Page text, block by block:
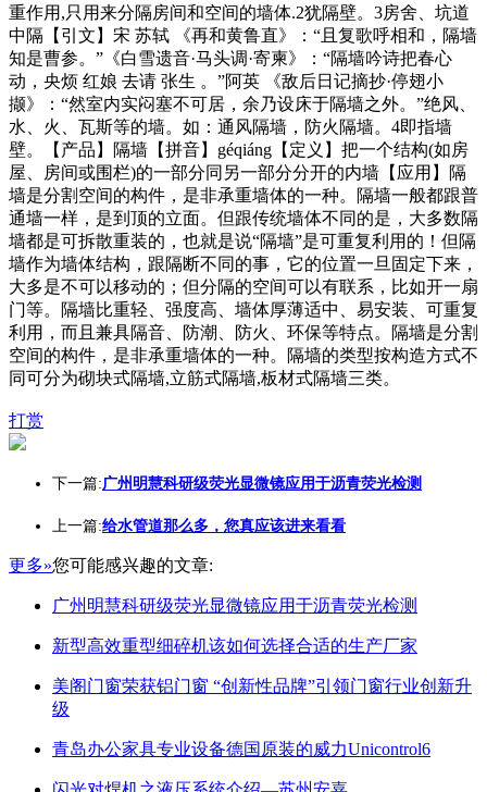
重作用,只用来分隔房间和空间的墙体.2犹隔壁。3房舍、坑道
中隔【引文】宋 苏轼 《再和黄鲁直》：“且复歌呼相和，隔墙
知是曹参。”《白雪遗音·马头调·寄柬》：“隔墙吟诗把春心
动，央烦 红娘 去请 张生 。”阿英 《敌后日记摘抄·停翅小
撷》：“然室内实闷塞不可居，余乃设床于隔墙之外。”绝风、
水、火、瓦斯等的墙。如：通风隔墙，防火隔墙。4即指墙
壁。【产品】隔墙【拼音】géqiáng【定义】把一个结构(如房
屋、房间或围栏)的一部分同另一部分分开的内墙【应用】隔
墙是分割空间的构件，是非承重墙体的一种。隔墙一般都跟普
通墙一样，是到顶的立面。但跟传统墙体不同的是，大多数隔
墙都是可拆散重装的，也就是说“隔墙”是可重复利用的！但隔
墙作为墙体结构，跟隔断不同的事，它的位置一旦固定下来，
大多是不可以移动的；但分隔的空间可以有联系，比如开一扇
门等。隔墙比重轻、强度高、墙体厚薄适中、易安装、可重复
利用，而且兼具隔音、防潮、防火、环保等特点。隔墙是分割
空间的构件，是非承重墙体的一种。隔墙的类型按构造方式不
同可分为砌块式隔墙,立筋式隔墙,板材式隔墙三类。
打赏
下一篇:广州明慧科研级荧光显微镜应用于沥青荧光检测
上一篇:给水管道那么多，您真应该进来看看
更多»您可能感兴趣的文章:
广州明慧科研级荧光显微镜应用于沥青荧光检测
新型高效重型细碎机该如何选择合适的生产厂家
美阁门窗荣获铝门窗 “创新性品牌”引领门窗行业创新升
级
青岛办公家具专业设备德国原装的威力Unicontrol6